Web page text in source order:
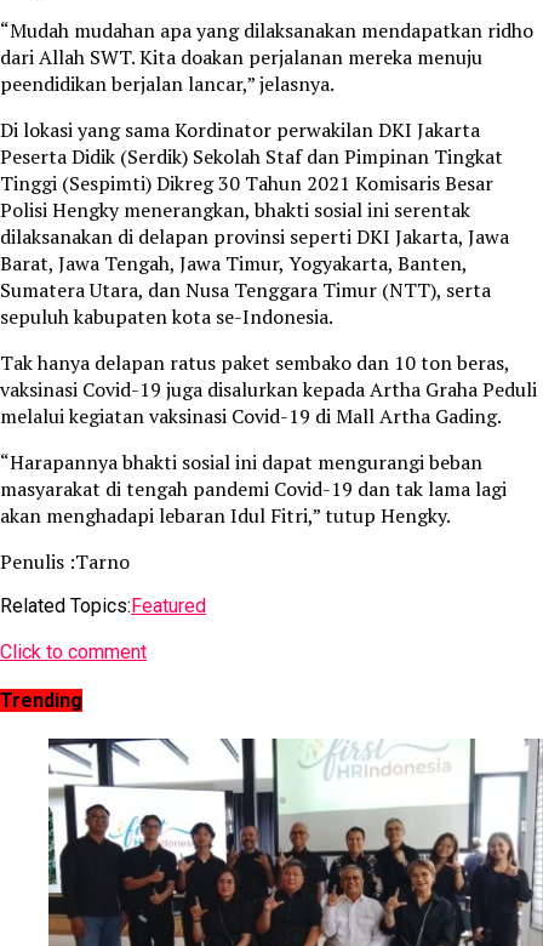
“Mudah mudahan apa yang dilaksanakan mendapatkan ridho
dari Allah SWT. Kita doakan perjalanan mereka menuju
peendidikan berjalan lancar,” jelasnya.
Di lokasi yang sama Kordinator perwakilan DKI Jakarta
Peserta Didik (Serdik) Sekolah Staf dan Pimpinan Tingkat
Tinggi (Sespimti) Dikreg 30 Tahun 2021 Komisaris Besar
Polisi Hengky menerangkan, bhakti sosial ini serentak
dilaksanakan di delapan provinsi seperti DKI Jakarta, Jawa
Barat, Jawa Tengah, Jawa Timur, Yogyakarta, Banten,
Sumatera Utara, dan Nusa Tenggara Timur (NTT), serta
sepuluh kabupaten kota se-Indonesia.
Tak hanya delapan ratus paket sembako dan 10 ton beras,
vaksinasi Covid-19 juga disalurkan kepada Artha Graha Peduli
melalui kegiatan vaksinasi Covid-19 di Mall Artha Gading.
“Harapannya bhakti sosial ini dapat mengurangi beban
masyarakat di tengah pandemi Covid-19 dan tak lama lagi
akan menghadapi lebaran Idul Fitri,” tutup Hengky.
Penulis :Tarno
Related Topics:Featured
Click to comment
Trending